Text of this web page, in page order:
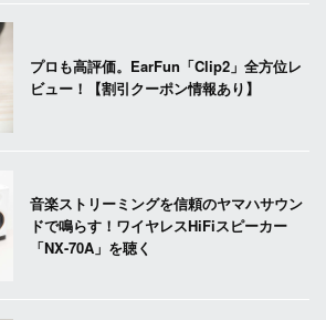
プロも高評価。EarFun「Clip2」全方位レ
ビュー！【割引クーポン情報あり】
音楽ストリーミングを信頼のヤマハサウン
ドで鳴らす！ワイヤレスHiFiスピーカー
「NX-70A」を聴く